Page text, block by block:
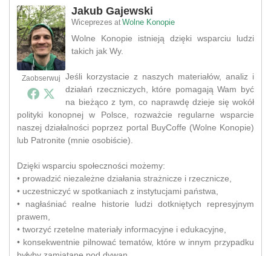
Zaobserwuj
Jakub Gajewski
Wiceprezes atWolne Konopie
Wolne Konopie istnieją dzięki wsparciu ludzi
takich jak Wy.
Jeśli korzystacie z naszych materiałów, analiz i
działań rzeczniczych, które pomagają Wam być
na bieżąco z tym, co naprawdę dzieje się wokół
polityki konopnej w Polsce, rozważcie regularne wsparcie
naszej działalności poprzez portal BuyCoffe (Wolne Konopie)
lub Patronite (mnie osobiście).
Dzięki wsparciu społeczności możemy:
• prowadzić niezależne działania strażnicze i rzecznicze,
• uczestniczyć w spotkaniach z instytucjami państwa,
• nagłaśniać realne historie ludzi dotkniętych represyjnym
prawem,
• tworzyć rzetelne materiały informacyjne i edukacyjne,
• konsekwentnie pilnować tematów, które w innym przypadku